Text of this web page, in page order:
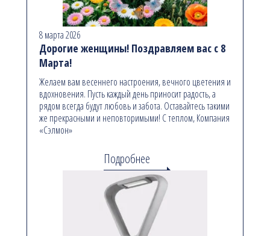
8 марта 2026
Дорогие женщины! Поздравляем вас с 8
Марта!
Желаем вам весеннего настроения, вечного цветения и
вдохновения. Пусть каждый день приносит радость, а
рядом всегда будут любовь и забота. Оставайтесь такими
же прекрасными и неповторимыми! С теплом, Компания
«Сэлмон»
Подробнее